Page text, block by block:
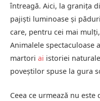
întreagă. Aici, la granița
pajiști luminoase și
care, pentru cei mai
Animalele spectaculoase
martori ai istoriei
poveștilor spuse la gura
Ceea ce urmează nu